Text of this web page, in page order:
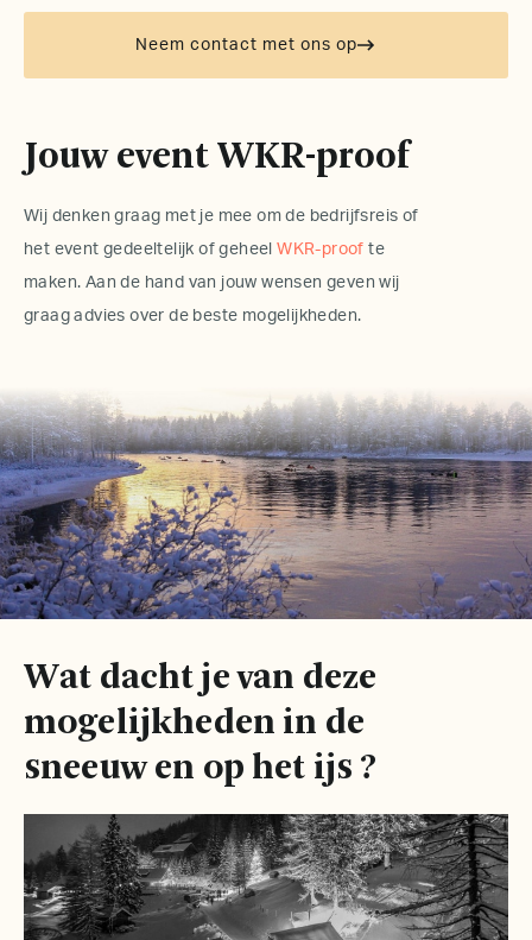
Neem contact met ons op
Jouw event WKR-proof
Wij denken graag met je mee om de bedrijfsreis of
het event gedeeltelijk of geheelWKR-proof te
maken. Aan de hand van jouw wensen geven wij
graag advies over de beste mogelijkheden.
Wat dacht je van deze
mogelijkheden in de
sneeuw en op het ijs ?